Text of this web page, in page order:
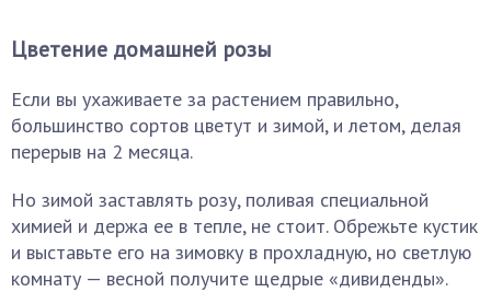
Цветение домашней розы
Если вы ухаживаете за растением правильно,
большинство сортов цветут и зимой, и летом, делая
перерыв на 2 месяца.
Но зимой заставлять розу, поливая специальной
химией и держа ее в тепле, не стоит. Обрежьте кустик
и выставьте его на зимовку в прохладную, но светлую
комнату — весной получите щедрые «дивиденды».